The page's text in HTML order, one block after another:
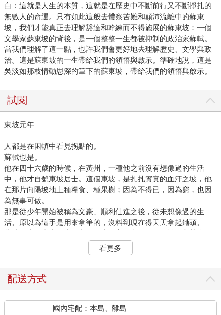
白：這就是人生的本質，這就是在歷史中不斷前行又不斷掙扎的
無數人的命運。只有如此這般去體察苦難和顛沛流離中的蘇東
坡，我們才能真正去理解豁達和幹練而不得施展的蘇東坡：一個
文學家蘇東坡的背後，是一個整整一生都被抑制的政治家蘇軾。
當我們理解了這一點，也許我們會更好地去理解歷史、文學與政
治。這是蘇東坡的一生帶給我們的領悟與啟示。準確地說，這是
吳淡如那枝情動思深的筆下的蘇東坡，帶給我們的領悟與啟示。
試閱
東坡元年
人都是在困頓中看見拐點的。
蘇軾也是。
他在四十六歲的時候，在黃州，一種他之前沒有想像過的生活
中，他才自號東坡居士。這個東坡，是扎扎實實的血汗之坡，他
在那片向陽坡地上種糧食、種果樹；因為不得已，因為窮，也因
為無事可做。
那是從少年開始被稱為文豪、順利仕進之後，從未想像過的生
活。原以為這手是用來拿筆的，沒料到現在得天天拿起鋤頭。
此時他半是農夫、半是文人，半是官、半是罪人。說是官其實沒
事管，說是罪人，讀過他詩的天下人和他自己，都不認為他有
想說什麼就寫什麼，但也在不久之前曾被死亡殷切問候，差點含
不錯。此時沒想到，又在不是那麼久的將來，還能回京；然後，
也還有更荒涼的命運在等他。
看更多
配送方式
國內宅配：本島、離島